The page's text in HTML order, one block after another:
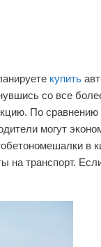
купить
со все
По
могут
в
на транспорт.